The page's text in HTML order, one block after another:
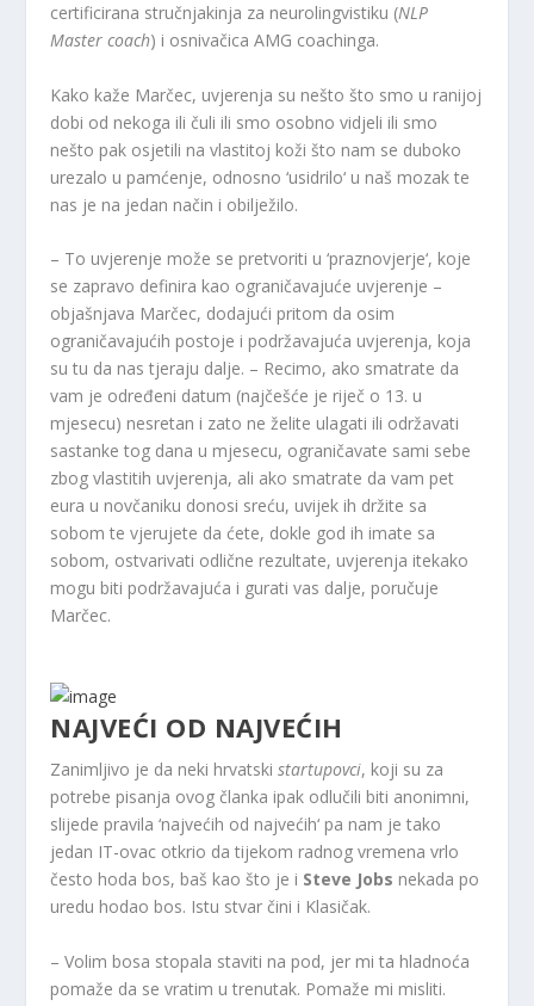
certificirana stručnjakinja za neurolingvistiku (NLP
Master coach) i osnivačica AMG coachinga.
Kako kaže Marčec, uvjerenja su nešto što smo u ranijoj
dobi od nekoga ili čuli ili smo osobno vidjeli ili smo
nešto pak osjetili na vlastitoj koži što nam se duboko
urezalo u pamćenje, odnosno ‘usidrilo‘ u naš mozak te
nas je na jedan način i obilježilo.
– To uvjerenje može se pretvoriti u ‘praznovjerje‘, koje
se zapravo definira kao ograničavajuće uvjerenje –
objašnjava Marčec, dodajući pritom da osim
ograničavajućih postoje i podržavajuća uvjerenja, koja
su tu da nas tjeraju dalje. – Recimo, ako smatrate da
vam je određeni datum (najčešće je riječ o 13. u
mjesecu) nesretan i zato ne želite ulagati ili održavati
sastanke tog dana u mjesecu, ograničavate sami sebe
zbog vlastitih uvjerenja, ali ako smatrate da vam pet
eura u novčaniku donosi sreću, uvijek ih držite sa
sobom te vjerujete da ćete, dokle god ih imate sa
sobom, ostvarivati odlične rezultate, uvjerenja itekako
mogu biti podržavajuća i gurati vas dalje, poručuje
Marčec.
NAJVEĆI OD NAJVEĆIH
Zanimljivo je da neki hrvatskistartupovci, koji su za
potrebe pisanja ovog članka ipak odlučili biti anonimni,
slijede pravila ‘najvećih od najvećih‘ pa nam je tako
jedan IT-ovac otkrio da tijekom radnog vremena vrlo
često hoda bos, baš kao što je i Steve Jobs nekada po
uredu hodao bos. Istu stvar čini i Klasičak.
– Volim bosa stopala staviti na pod, jer mi ta hladnoća
pomaže da se vratim u trenutak. Pomaže mi misliti.